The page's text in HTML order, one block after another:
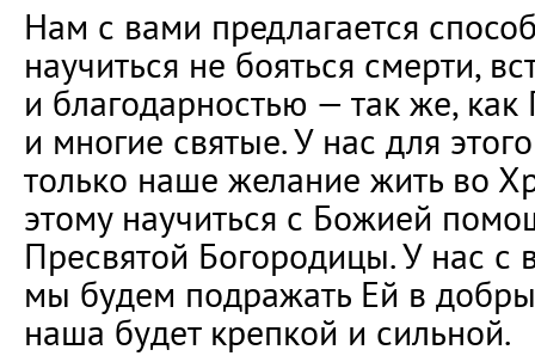
Нам с вами предлагается
научиться не бояться смерти,
и благодарностью — так же, как
и многие святые. У нас для
только наше желание жить во
этому научиться с Божией
Пресвятой Богородицы. У нас с
мы будем подражать Ей в
наша будет крепкой и сильной.